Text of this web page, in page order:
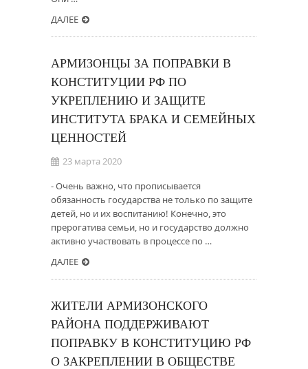
ДАЛЕЕ
АРМИЗОНЦЫ ЗА ПОПРАВКИ В
КОНСТИТУЦИИ РФ ПО
УКРЕПЛЕНИЮ И ЗАЩИТЕ
ИНСТИТУТА БРАКА И СЕМЕЙНЫХ
ЦЕННОСТЕЙ
23 марта 2020
- Очень важно, что прописывается
обязанность государства не только по защите
детей, но и их воспитанию! Конечно, это
прерогатива семьи, но и государство должно
активно участвовать в процессе по …
ДАЛЕЕ
ЖИТЕЛИ АРМИЗОНСКОГО
РАЙОНА ПОДДЕРЖИВАЮТ
ПОПРАВКУ В КОНСТИТУЦИЮ РФ
О ЗАКРЕПЛЕНИИ В ОБЩЕСТВЕ